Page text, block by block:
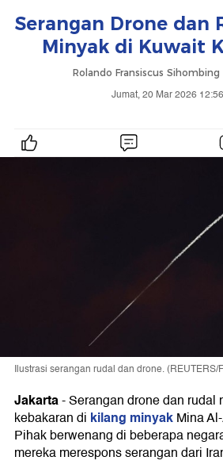
Serangan Drone dan
Minyak di Kuwait
Rolando Fransiscus Sihombing
Jumat, 20 Mar 2026
Ilustrasi serangan rudal dan drone. (REUTERS/
Jakarta-Serangan drone dan rudal
kebakaran di kilang minyakMina
Pihak berwenang di beberapa
mereka merespons serangan dari